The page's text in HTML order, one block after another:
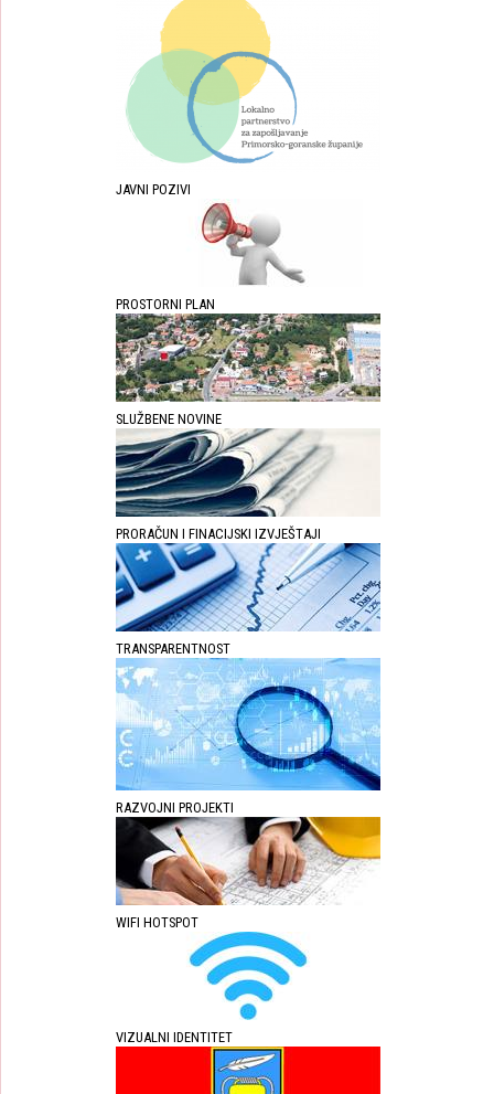
JAVNI POZIVI
PROSTORNI PLAN
SLUŽBENE NOVINE
PRORAČUN I FINACIJSKI IZVJEŠTAJI
TRANSPARENTNOST
RAZVOJNI PROJEKTI
WIFI HOTSPOT
VIZUALNI IDENTITET